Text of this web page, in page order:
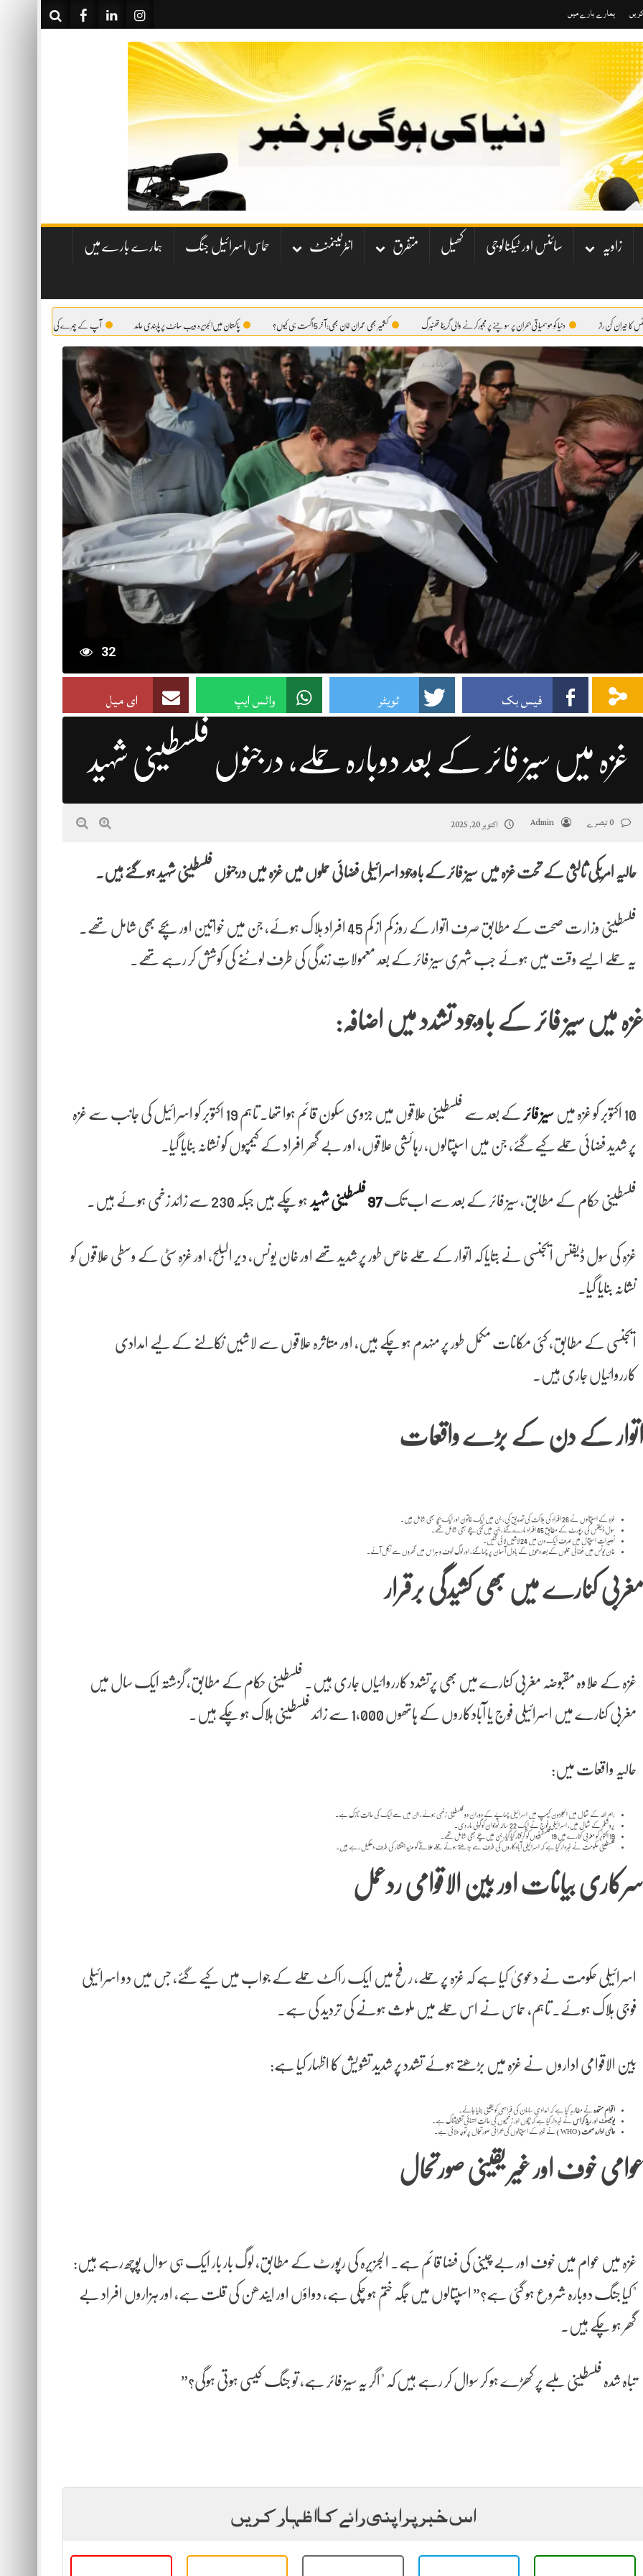
ہمارے بارے میں
زاویہ سائنس اور ٹیکنالوجی کھیل متفرق انٹرٹینمنٹ حماس اسرائیل جنگ ہمارے بارے میں
دنیا کو موسمیاتی بحران پر سوچنے پر مجبورکرنے والی گریٹا تھنبرگ کشمیر بھی عمران خان بھی:آ خر 5 اگست ہی کیوں؟ پاکستان میں‌الجزیرہ ویب سائٹ پر پابندی عائد آپ کے چہرے کی وہ حقیقت، جو آئینہ بھی آپ کو نہیں
32
فیس بک ٹویٹر واٹس ایپ ای میل
غزہ میں سیز فائر کے بعد دوبارہ حملے، درجنوں فلسطینی شہید
Admin اکتوبر 20, 2025
حالیہ امریکی ثالثی کے تحت غزہ میں سیز فائر کے باوجود اسرائیلی فضائی حملوں میں غزہ میں درجنوں فلسطینی شہید ہو گئے ہیں۔
فلسطینی وزارت صحت کے مطابق صرف اتوار کے روز کم از کم 45 افراد ہلاک ہوئے، جن میں خواتین اور بچے بھی شامل تھے۔
یہ حملے ایسے وقت میں ہوئے جب شہری سیز فائر کے بعد معمولاتِ زندگی کی طرف لوٹنے کی کوشش کر رہے تھے۔
غزہ میں سیز فائر کے باوجود تشدد میں اضافہ:
10 اکتوبر کو غزہ میں سیز فائر کے بعد سے فلسطینی علاقوں میں جزوی سکون قائم ہوا تھا۔ تاہم 19 اکتوبر کو اسرائیل کی جانب سے غزہ
پر شدید فضائی حملے کیے گئے، جن میں اسپتالوں، رہائشی علاقوں، اور بے گھر افراد کے کیمپوں کو نشانہ بنایا گیا۔
فلسطینی حکام کے مطابق، سیز فائر کے بعد سے اب تک97 فلسطینی شہید ہو چکے ہیں جبکہ 230 سے زائد زخمی ہوئے ہیں۔
غزہ کی سول ڈیفنس ایجنسی نے بتایا کہ اتوار کے حملے خاص طور پر شدید تھے اور خان یونس، دیر البلح، اور غزہ سٹی کے وسطی علاقوں کو
نشانہ بنایا گیا۔
ایجنسی کے مطابق، کئی مکانات مکمل طور پر منہدم ہو چکے ہیں، اور متاثرہ علاقوں سے لاشیں نکالنے کے لیے امدادی
کارروائیاں جاری ہیں۔
اتوار کے دن کے بڑے واقعات
غزہ کے اسپتالوں نے 26 افراد کی ہلاکت کی تصدیق کی، جن میں ایک خاتون اور ایک بچہ بھی شامل ہیں۔
سول ڈیفنس کی رپورٹ کے مطابق 45 افراد مارے گئے، جن میں کئی بچے بھی شامل تھے۔
نُصیرات اسپتال میں صرف ایک دن میں 24 لاشیں لائی گئیں۔
خان یونس میں فضائی حملوں کے بعد دھویں کے بادل آسمان پر چھا گئے، اور لوگ خوف و ہراس میں گھروں سے نکل آئے۔
مغربی کنارے میں بھی کشیدگی برقرار
غزہ کے علاوہ مقبوضہ مغربی کنارے میں بھی پرتشدد کارروائیاں جاری ہیں۔ فلسطینی حکام کے مطابق، گزشتہ ایک سال میں
مغربی کنارے میں اسرائیلی فوج یا آبادکاروں کے ہاتھوں 1,000 سے زائد فلسطینی ہلاک ہو چکے ہیں۔
حالیہ واقعات میں:
رام اللہ کے شمال میں الجلزون کیمپ میں اسرائیلی چھاپے کے دوران دو فلسطینی زخمی ہوئے، جن میں سے ایک کی حالت نازک ہے۔
یروشلم کے شمال میں، اسرائیلی فوج نے ایک 22 سالہ نوجوان کو گولی مار دی۔
19 اکتوبر کو مغربی کنارے میں 19 فلسطینیوں کو گرفتار کیا گیا، جن میں بچے بھی شامل تھے۔
فلسطینی حکومت نے خبردار کیا ہے کہ اسرائیلی آبادکاروں کی طرف سے بڑھتے ہوئے حملے علاقے کو مزید انتشار کی طرف دھکیل رہے ہیں۔
سرکاری بیانات اور بین الاقوامی ردعمل
اسرائیلی حکومت نے دعویٰ کیا ہے کہ غزہ پر حملے، رفح میں ایک راکٹ حملے کے جواب میں کیے گئے، جس میں دو اسرائیلی
فوجی ہلاک ہوئے۔ تاہم، حماس نے اس حملے میں ملوث ہونے کی تردید کی ہے۔
بین الاقوامی اداروں نے غزہ میں بڑھتے ہوئے تشدد پر شدید تشویش کا اظہار کیا ہے:
اقوام متحدہ نے مطالبہ کیا ہے کہ امدادی سامان کی فراہمی کو یقینی بنایا جائے۔
یونیسفاور ریڈ کراس نے خبردار کیا ہے کہ بچوں اور زخمیوں کی حالت انتہائی تشویشناک ہے۔
عالمی ادارہ صحت(WHO) نے غزہ کے اسپتالوں کی بحرانی صورتحال پر توجہ دلائی ہے۔
عوامی خوف اور غیر یقینی صورتحال
غزہ میں عوام میں خوف اور بے چینی کی فضا قائم ہے۔ الجزیرہ کی رپورٹ کے مطابق، لوگ بار بار ایک ہی سوال پوچھ رہے ہیں:
"کیا جنگ دوبارہ شروع ہو گئی ہے؟” اسپتالوں میں جگہ ختم ہو چکی ہے، دواؤں اور ایندھن کی قلت ہے، اور ہزاروں افراد بے
گھر ہو چکے ہیں۔
تباہ شدہ فلسطینی ملبے پر کھڑے ہو کر سوال کر رہے ہیں کہ "اگر یہ سیز فائر ہے، تو جنگ کیسی ہوتی ہوگی؟”
اس خبر پر اپنی رائے کا اظہار کریں